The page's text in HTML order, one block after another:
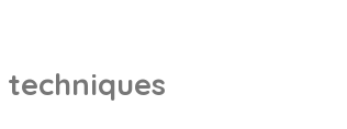
techniques